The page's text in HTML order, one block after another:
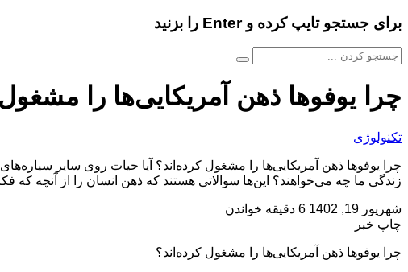
برای جستجو تایپ کرده و Enter را بزنید
چرا یوفوها ذهن آمریکایی‌ها را
تکنولوژی
چرا یوفوها ذهن آمریکایی‌ها را مشغول کرده‌اند؟ آیا حیات روی سایر
زندگی ما چه می‌خواهند؟ این‌ها سوالاتی هستند که ذهن انسان را از آنچه
شهریور 19, 1402
6 دقیقه خواندن
چاپ خبر
چرا یوفوها ذهن آمریکایی‌ها را مشغول کرده‌اند؟